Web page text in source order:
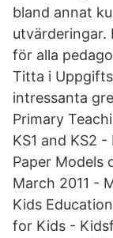
bland annat
utvärderingar.
för alla
Titta i
intressanta
Primary
KS1 and KS2
Paper Models
March 2011 -
Kids
for Kids -